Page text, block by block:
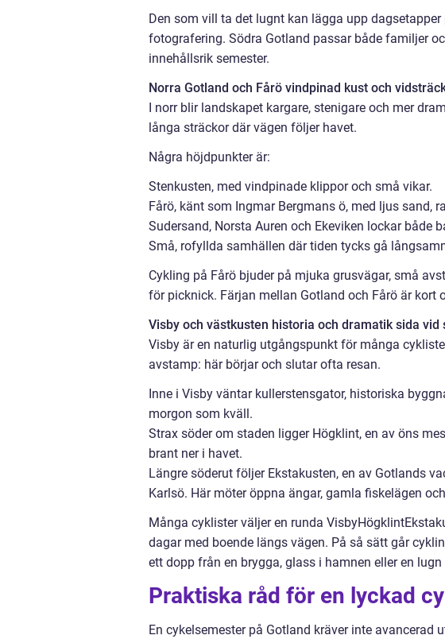
Den som vill ta det lugnt kan lägga upp
fotografering. Södra Gotland passar både familjer
innehållsrik semester.
Norra Gotland och Fårö vindpinad kust och
I norr blir landskapet kargare, stenigare och mer
långa sträckor där vägen följer havet.
Några höjdpunkter är:
Stenkusten, med vindpinade klippor och små vikar.
Fårö, känt som Ingmar Bergmans ö, med ljus sand,
Sudersand, Norsta Auren och Ekeviken lockar både
Små, rofyllda samhällen där tiden tycks gå
Cykling på Fårö bjuder på mjuka grusvägar, små
för picknick. Färjan mellan Gotland och Fårö är
Visby och västkusten historia och dramatik sida vid
Visby är en naturlig utgångspunkt för många
avstamp: här börjar och slutar ofta resan.
Inne i Visby väntar kullerstensgator, historiska
morgon som kväll.
Strax söder om staden ligger Högklint, en av öns
brant ner i havet.
Längre söderut följer Ekstakusten, en av Gotlands
Karlsö. Här möter öppna ängar, gamla fiskelägen
Många cyklister väljer en runda
dagar med boende längs vägen. På så sätt går
ett dopp från en brygga, glass i hamnen eller en
Praktiska råd för en lyckad
En cykelsemester på Gotland kräver inte avancerad